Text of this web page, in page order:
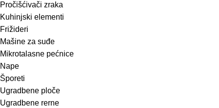
Pročišćivači zraka
Kuhinjski elementi
Frižideri
Mašine za suđe
Mikrotalasne pećnice
Nape
Šporeti
Ugradbene ploče
Ugradbene rerne